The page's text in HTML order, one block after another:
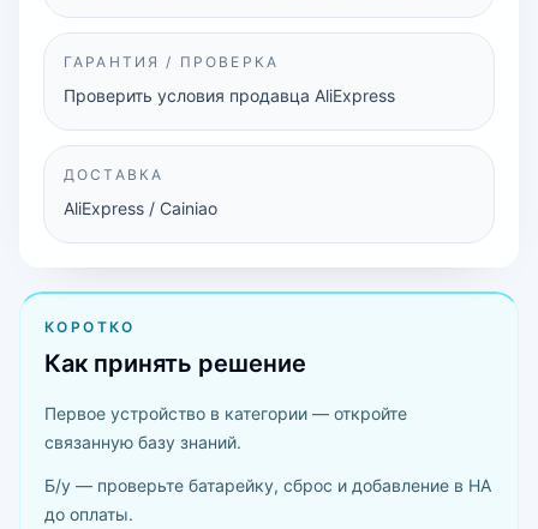
ГАРАНТИЯ / ПРОВЕРКА
Проверить условия продавца AliExpress
ДОСТАВКА
AliExpress / Cainiao
КОРОТКО
Как принять решение
Первое устройство в категории — откройте
связанную базу знаний.
Б/у — проверьте батарейку, сброс и добавление в HA
до оплаты.